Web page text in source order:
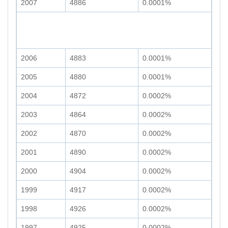
2007 4886 0.0001%
2006 4883 0.0001%
2005 4880 0.0001%
2004 4872 0.0002%
2003 4864 0.0002%
2002 4870 0.0002%
2001 4890 0.0002%
2000 4904 0.0002%
1999 4917 0.0002%
1998 4926 0.0002%